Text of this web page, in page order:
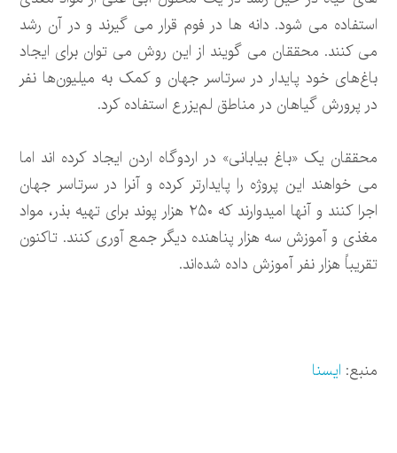
استفاده می شود. دانه ها در فوم قرار می گیرند و در آن رشد
می کنند. محققان می گویند از این روش می توان برای ایجاد
باغ‌های خود پایدار در سرتاسر جهان و کمک به میلیون‌ها نفر
در پرورش گیاهان در مناطق لم‌یزرع استفاده کرد.
محققان یک «باغ بیابانی» در اردوگاه اردن ایجاد کرده اند اما
می خواهند این پروژه را پایدارتر کرده و آنرا در سرتاسر جهان
اجرا کنند و آنها امیدوارند که ۲۵۰ هزار پوند برای تهیه بذر، مواد
مغذی و آموزش سه هزار پناهنده دیگر جمع آوری کنند. تاکنون
تقریباً هزار نفر آموزش داده شده‌اند.
منبع: ایسنا